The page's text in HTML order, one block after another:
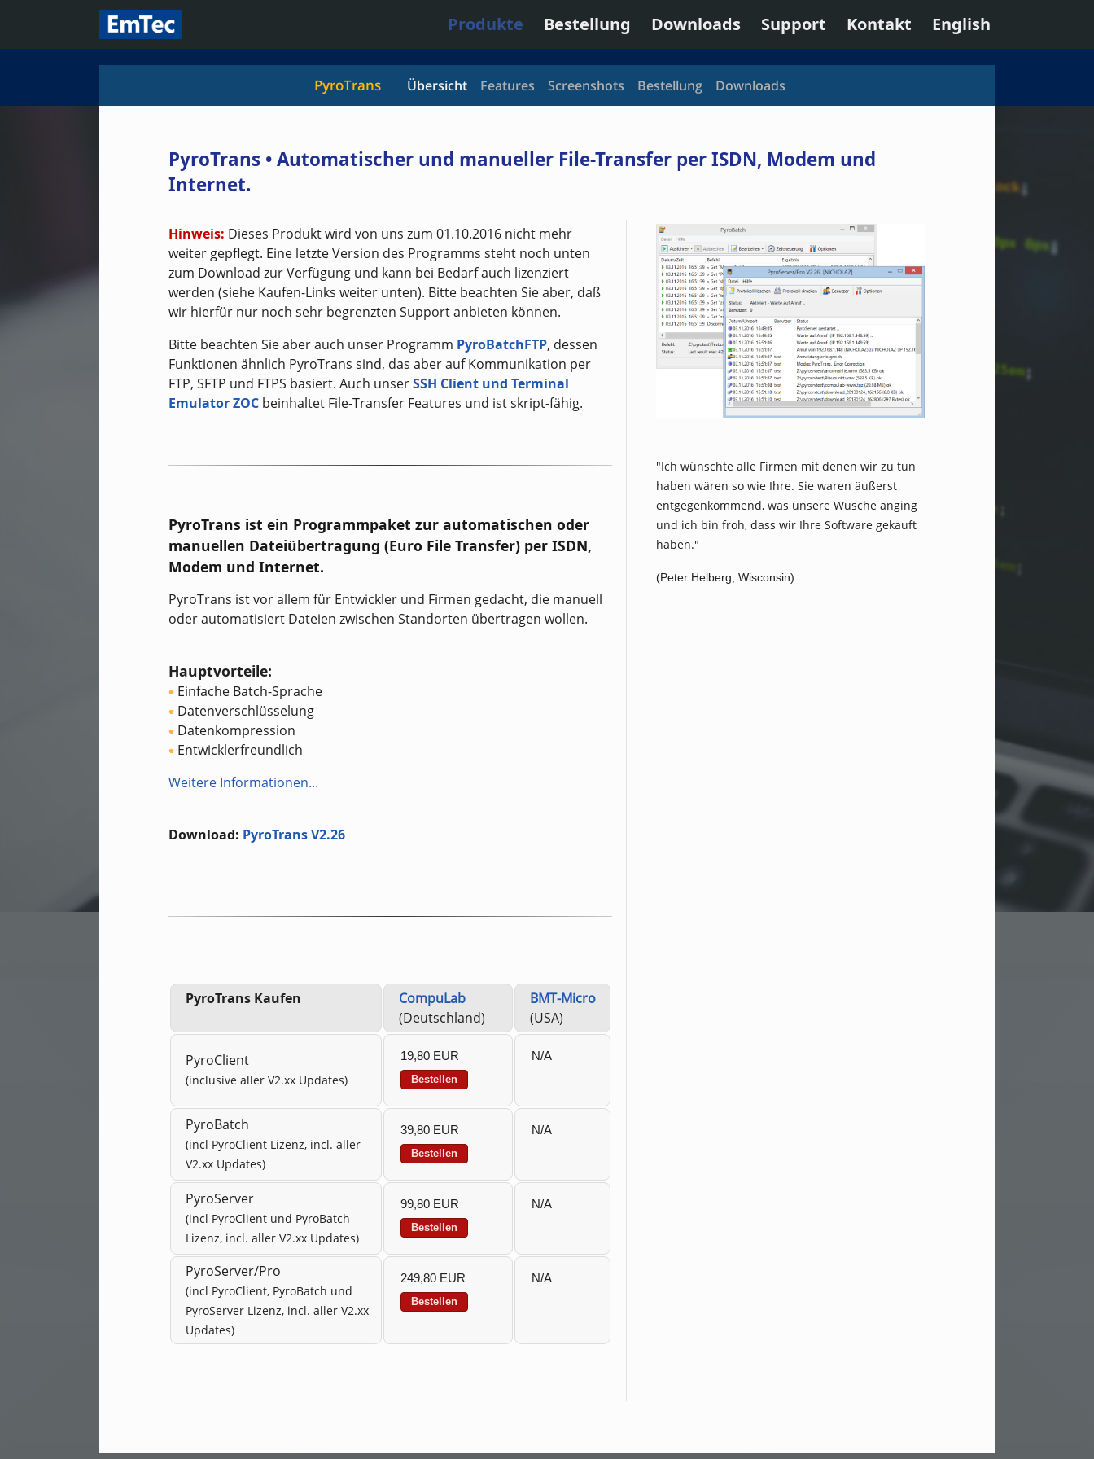
Produkte Bestellung Downloads Support Kontakt English
PyroTrans Übersicht Features Screenshots Bestellung Downloads
PyroTrans • Automatischer und manueller File-Transfer per ISDN, Modem und
Internet.
Hinweis: Dieses Produkt wird von uns zum 01.10.2016 nicht mehr
weiter gepflegt. Eine letzte Version des Programms steht noch unten
zum Download zur Verfügung und kann bei Bedarf auch lizenziert
werden (siehe Kaufen-Links weiter unten). Bitte beachten Sie aber, daß
wir hierfür nur noch sehr begrenzten Support anbieten können.
Bitte beachten Sie aber auch unser Programm PyroBatchFTP, dessen
Funktionen ähnlich PyroTrans sind, das aber auf Kommunikation per
FTP, SFTP und FTPS basiert. Auch unserSSH Client und Terminal
Emulator ZOC beinhaltet File-Transfer Features und ist skript-fähig.
PyroTrans ist ein Programmpaket zur automatischen oder
manuellen Dateiübertragung (Euro File Transfer) per ISDN,
Modem und Internet.
PyroTrans ist vor allem für Entwickler und Firmen gedacht, die manuell
oder automatisiert Dateien zwischen Standorten übertragen wollen.
Hauptvorteile:
Einfache Batch-Sprache
Datenverschlüsselung
Datenkompression
Entwicklerfreundlich
Weitere Informationen...
Download: PyroTrans V2.26
PyroTrans Kaufen
CompuLab
(Deutschland)
BMT-Micro
(USA)
PyroClient
(inclusive aller V2.xx Updates)
19,80 EUR
Bestellen
N/A
PyroBatch
(incl PyroClient Lizenz, incl. aller
V2.xx Updates)
39,80 EUR
Bestellen
N/A
PyroServer
(incl PyroClient und PyroBatch
Lizenz, incl. aller V2.xx Updates)
99,80 EUR
Bestellen
N/A
PyroServer/Pro
(incl PyroClient, PyroBatch und
PyroServer Lizenz, incl. aller V2.xx
Updates)
249,80 EUR
Bestellen
N/A
"Ich wünschte alle Firmen mit denen wir zu tun
haben wären so wie Ihre. Sie waren äußerst
entgegenkommend, was unsere Wüsche anging
und ich bin froh, dass wir Ihre Software gekauft
haben."
(Peter Helberg, Wisconsin)